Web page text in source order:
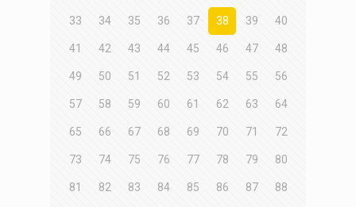
33 34 35 36 37 38 39 40
41 42 43 44 45 46 47 48
49 50 51 52 53 54 55 56
57 58 59 60 61 62 63 64
65 66 67 68 69 70 71 72
73 74 75 76 77 78 79 80
81 82 83 84 85 86 87 88